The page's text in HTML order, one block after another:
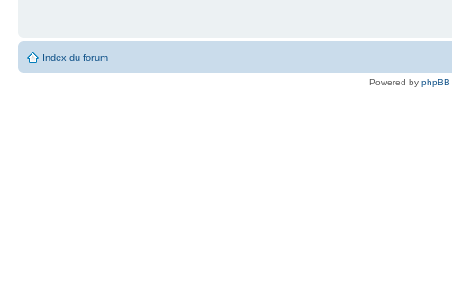
Index du forum
Powered by phpBB